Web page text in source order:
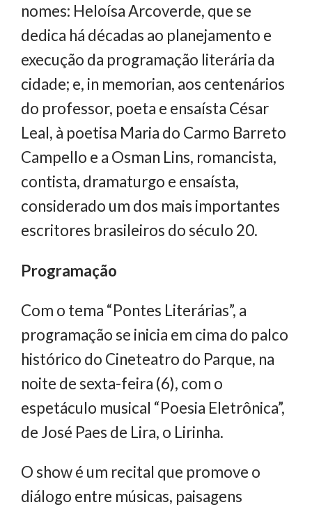
nomes: Heloísa Arcoverde, que se
dedica há décadas ao planejamento e
execução da programação literária da
cidade; e, in memorian, aos centenários
do professor, poeta e ensaísta César
Leal, à poetisa Maria do Carmo Barreto
Campello e a Osman Lins, romancista,
contista, dramaturgo e ensaísta,
considerado um dos mais importantes
escritores brasileiros do século 20.
Programação
Com o tema “Pontes Literárias”, a
programação se inicia em cima do palco
histórico do Cineteatro do Parque, na
noite de sexta-feira (6), com o
espetáculo musical “Poesia Eletrônica”,
de José Paes de Lira, o Lirinha.
O show é um recital que promove o
diálogo entre músicas, paisagens